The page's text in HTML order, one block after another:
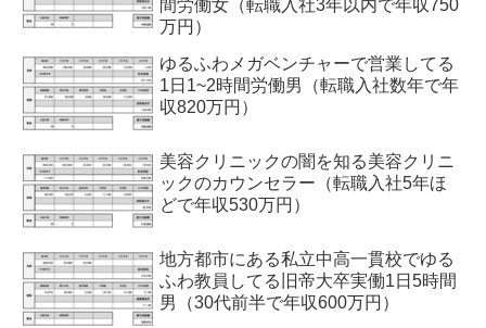
間労働女（転職入社3年以内で年収750
万円）
ゆるふわメガベンチャーで営業してる
1日1~2時間労働男（転職入社数年で年
収820万円）
美容クリニックの闇を知る美容クリニ
ックのカウンセラー（転職入社5年ほ
どで年収530万円）
地方都市にある私立中高一貫校でゆる
ふわ教員してる旧帝大卒実働1日5時間
男（30代前半で年収600万円）